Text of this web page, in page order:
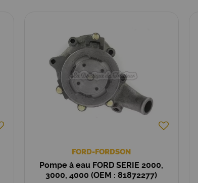
FORD-FORDSON
Pompe à eau FORD SERIE 2000,
3000, 4000 (OEM : 81872277)